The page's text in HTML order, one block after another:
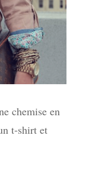
chemise en
t-shirt et